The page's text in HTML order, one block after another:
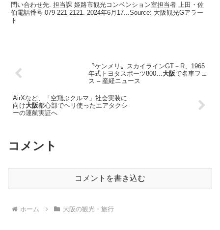
問い合わせ先. 担当課 姫路市観光コンベンション室担当者 上田・佐
伯電話番号 079-221-2121. 2024年6月17...Source: 大阪観光Gアラー
ト
〝ケンメリ〟スカイラインGT－R、1965
年式トヨタスポーツ800… 大阪で名車フェ
ス – 産経ニュース
AirXなど、「空飛ぶクルマ」社会実装に
向け大阪都心部でヘリ使ったエアタクシ
ーの運航実証へ
コメント
コメントを書き込む
ホーム 大阪の観光・旅行